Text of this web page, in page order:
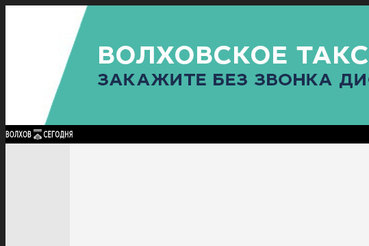
ГЛАВНАЯ ПОЛИТИКАПРОИСШЕСТВИЯПРОКУРАТУРА СПОРТ КУЛЬТУРАПОСЕЛЕНИЯ
ПОЛИТИКА
КУЛЬТУРА
ПОСЕЛЕНИЯ